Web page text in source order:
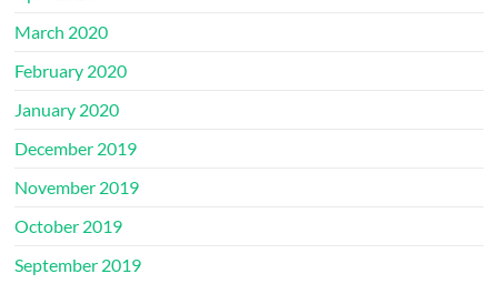
March 2020
February 2020
January 2020
December 2019
November 2019
October 2019
September 2019